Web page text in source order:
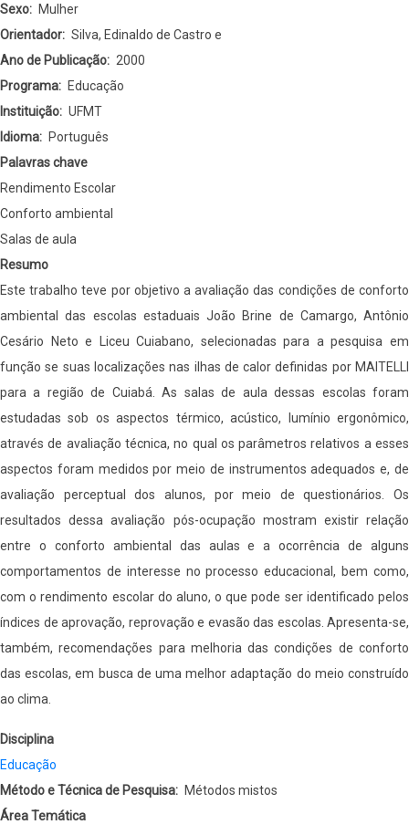
nas
Escolas
Estaduais
de
Cuiabá
-
Mato
Grosso.
Sexo
Mulher
Orientador
Silva, Edinaldo de Castro e
Ano de Publicação
2000
Programa
Educação
Instituição
UFMT
Idioma
Português
Palavras chave
Rendimento Escolar
Conforto ambiental
Salas de aula
Resumo
Este trabalho teve por objetivo a avaliação das condições de conforto
ambiental das escolas estaduais João Brine de Camargo, Antônio
Cesário Neto e Liceu Cuiabano, selecionadas para a pesquisa em
função se suas localizações nas ilhas de calor definidas por MAITELLI
para a região de Cuiabá. As salas de aula dessas escolas foram
estudadas sob os aspectos térmico, acústico, lumínio ergonômico,
através de avaliação técnica, no qual os parâmetros relativos a esses
aspectos foram medidos por meio de instrumentos adequados e, de
avaliação perceptual dos alunos, por meio de questionários. Os
resultados dessa avaliação pós-ocupação mostram existir relação
entre o conforto ambiental das aulas e a ocorrência de alguns
comportamentos de interesse no processo educacional, bem como,
com o rendimento escolar do aluno, o que pode ser identificado pelos
índices de aprovação, reprovação e evasão das escolas. Apresenta-se,
também, recomendações para melhoria das condições de conforto
das escolas, em busca de uma melhor adaptação do meio construído
ao clima.
Disciplina
Educação
Método e Técnica de Pesquisa
Métodos mistos
Área Temática